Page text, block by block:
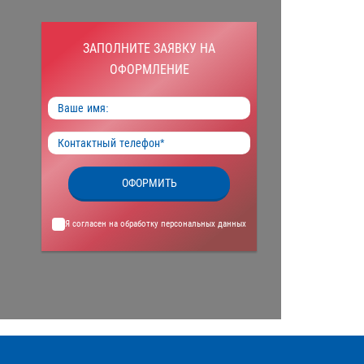
ЗАПОЛНИТЕ ЗАЯВКУ НА
ОФОРМЛЕНИЕ
ОФОРМИТЬ
Я согласен на обработку персональных данных